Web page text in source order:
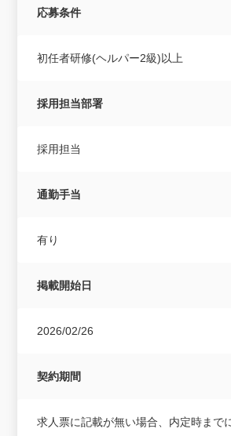
応募条件
初任者研修(ヘルパー2級)以上
採用担当部署
採用担当
通勤手当
有り
掲載開始日
2026/02/26
契約期間
求人票に記載が無い場合、内定時まで